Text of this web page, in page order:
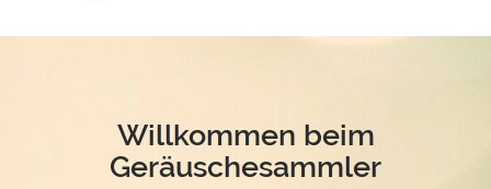
Willkommen beim
Geräuschesammler